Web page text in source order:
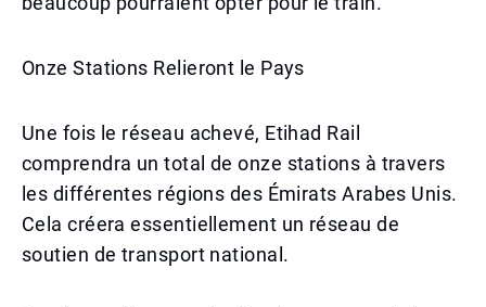
Onze Stations Relieront le Pays
Une fois le réseau achevé, Etihad Rail
comprendra un total de onze stations à travers
les différentes régions des Émirats Arabes Unis.
Cela créera essentiellement un réseau de
soutien de transport national.